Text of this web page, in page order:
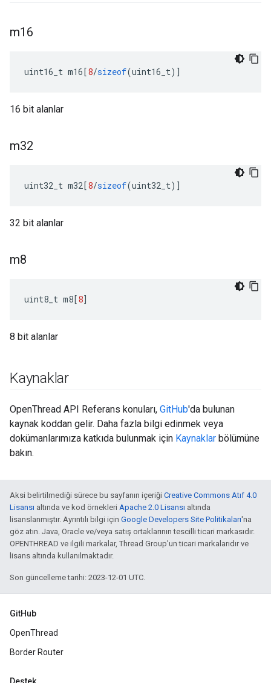
m16
uint16_t m16[8/sizeof(uint16_t)]
16 bit alanlar
m32
uint32_t m32[8/sizeof(uint32_t)]
32 bit alanlar
m8
uint8_t m8[8]
8 bit alanlar
Kaynaklar
OpenThread API Referans konuları, GitHub'da bulunan
kaynak koddan gelir. Daha fazla bilgi edinmek veya
dokümanlarımıza katkıda bulunmak için Kaynaklar bölümüne
bakın.
Aksi belirtilmediği sürece bu sayfanın içeriği Creative Commons Atıf 4.0
Lisansı altında ve kod örnekleri Apache 2.0 Lisansı altında
lisanslanmıştır. Ayrıntılı bilgi için Google Developers Site Politikaları'na
göz atın. Java, Oracle ve/veya satış ortaklarının tescilli ticari markasıdır.
OPENTHREAD ve ilgili markalar, Thread Group'un ticari markalarıdır ve
lisans altında kullanılmaktadır.
Son güncelleme tarihi: 2023-12-01 UTC.
GitHub
OpenThread
Border Router